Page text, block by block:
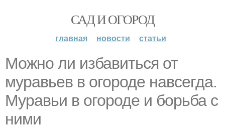
САД И ОГОРОД
главная новости статьи
Можно ли избавиться от
муравьев в огороде навсегда.
Муравьи в огороде и борьба с
ними